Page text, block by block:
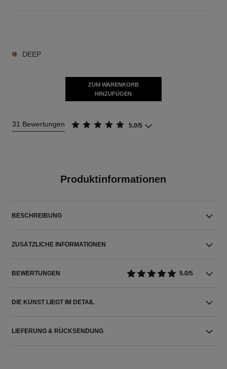
DEEP
ZUM WARENKORB
HINZUFÜGEN
31 Bewertungen 5.0/5
Produktinformationen
BESCHREIBUNG
ZUSÄTZLICHE INFORMATIONEN
BEWERTUNGEN 5.0/5
DIE KUNST LIEGT IM DETAIL
LIEFERUNG & RÜCKSENDUNG